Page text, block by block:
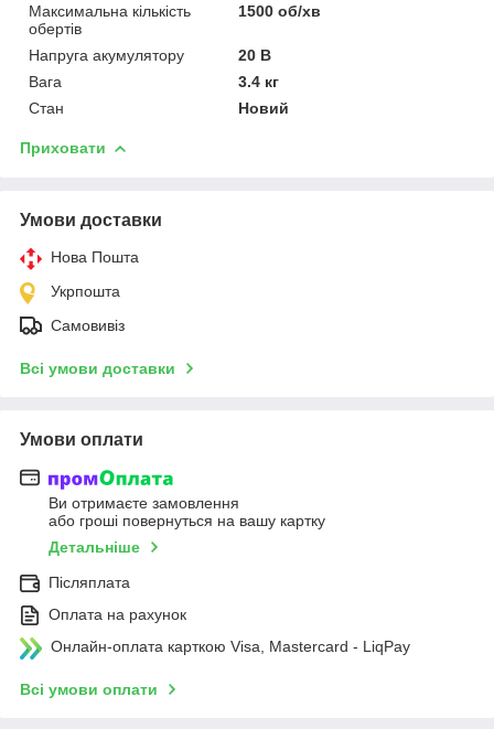
Максимальна кількість
обертів
1500 об/хв
Напруга акумулятору
20 В
Вага
3.4 кг
Стан
Новий
Приховати
Умови доставки
Нова Пошта
Укрпошта
Самовивіз
Всі умови доставки
Умови оплати
Ви отримаєте замовлення
або гроші повернуться на вашу картку
Детальніше
Післяплата
Оплата на рахунок
Онлайн-оплата карткою Visa, Mastercard - LiqPay
Всі умови оплати